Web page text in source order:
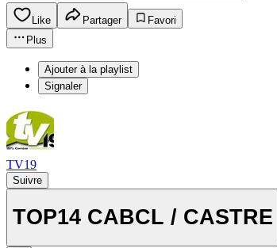
Like Partager
Favori
Plus
Ajouter à la playlist
Signaler
TV19
Suivre
TOP14 CABCL / CASTRE